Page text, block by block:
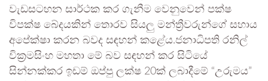
වැඩසටහන සාර්ථක කර ගැනීම වෙනුවෙන් පක්ෂ
විපක්ෂ බේදයකින් තොරව සියලු මන්ත්‍රීවරුන්ගේ සහාය
අපේක්ෂා කරන බවද සඳහන් කළේය.ජනාධිපති රනිල්
වික්‍රමසිංහ මහතා මේ බව සඳහන් කර සිටියේ
සින්නක්කර ඉඩම් ඔප්පු ලක්ෂ 20ක් ලබාදීමේ “උරුමය”